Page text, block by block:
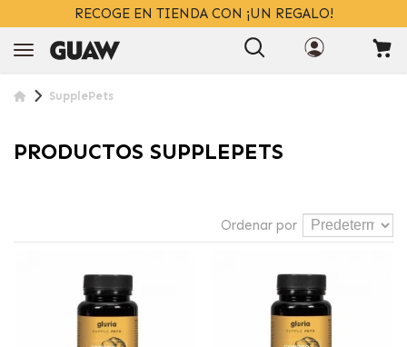
RECOGE EN TIENDA CON ¡UN REGALO!
SupplePets
PRODUCTOS SUPPLEPETS
Ordenar por